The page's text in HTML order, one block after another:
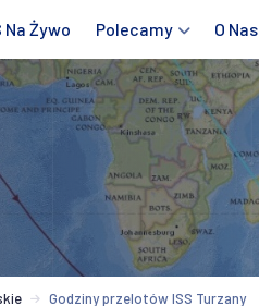
Na Żywo Polecamy O Nas
Godziny przelotów ISS Turzany